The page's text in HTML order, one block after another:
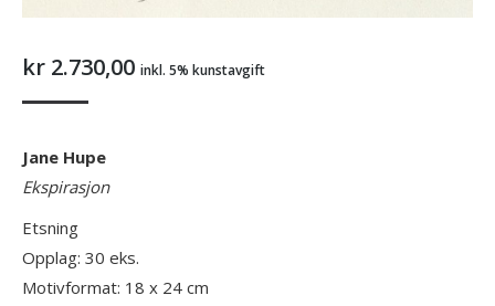
kr 2.730,00 inkl. 5% kunstavgift
Jane Hupe
Ekspirasjon
Etsning
Opplag: 30 eks.
Motivformat: 18 x 24 cm